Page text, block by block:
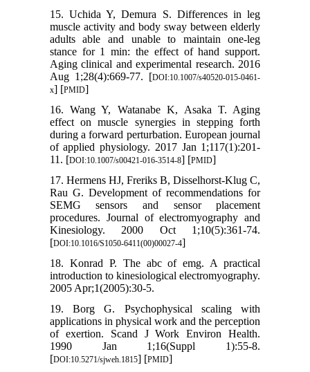
15. Uchida Y, Demura S. Differences in leg
muscle activity and body sway between elderly
adults able and unable to maintain one-leg
stance for 1 min: the effect of hand support.
Aging clinical and experimental research. 2016
Aug 1;28(4):669-77. [DOI:10.1007/s40520-015-0461-
x] [PMID]
16. Wang Y, Watanabe K, Asaka T. Aging
effect on muscle synergies in stepping forth
during a forward perturbation. European journal
of applied physiology. 2017 Jan 1;117(1):201-
11. [DOI:10.1007/s00421-016-3514-8] [PMID]
17. Hermens HJ, Freriks B, Disselhorst-Klug C,
Rau G. Development of recommendations for
SEMG sensors and sensor placement
procedures. Journal of electromyography and
Kinesiology. 2000 Oct 1;10(5):361-74.
[DOI:10.1016/S1050-6411(00)00027-4]
18. Konrad P. The abc of emg. A practical
introduction to kinesiological electromyography.
2005 Apr;1(2005):30-5.
19. Borg G. Psychophysical scaling with
applications in physical work and the perception
of exertion. Scand J Work Environ Health.
1990 Jan 1;16(Suppl 1):55-8.
[DOI:10.5271/sjweh.1815] [PMID]